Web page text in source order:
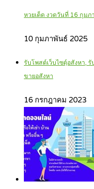
หวยเด็ด งวดวันที่ 16 กุม
10 กุมภาพันธ์ 2025
รับโพสต์เว็บไซตฺ์อสังหา,
ขายอสังหา
16 กรกฎาคม 2023